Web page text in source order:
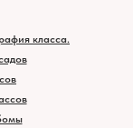
класса.